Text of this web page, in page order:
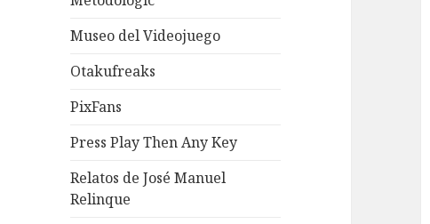
Museo del Videojuego
Otakufreaks
PixFans
Press Play Then Any Key
Relatos de José Manuel
Relinque